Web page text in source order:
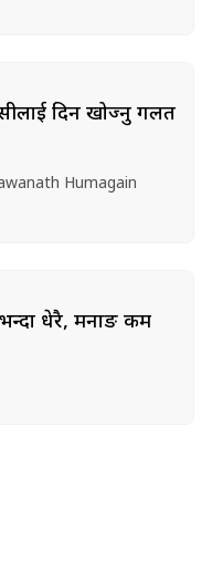
दिन खोज्नु गलत
Humagain
धेरै, मनाङ कम